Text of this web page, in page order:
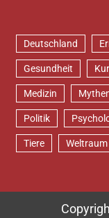
Deutschland
Gesundheit
Medizin
Politik
Tiere Weltraum